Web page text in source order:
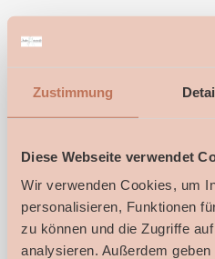
Zustimmung
Diese Webseite verwendet
Wir verwenden Cookies, um
personalisieren, Funktionen
zu können und die Zugriffe
analysieren. Außerdem
71032 Böblingen- Sindelfinger
Zaubermomente - Dein
71034 Böblingen - Wilhelmstraße 23